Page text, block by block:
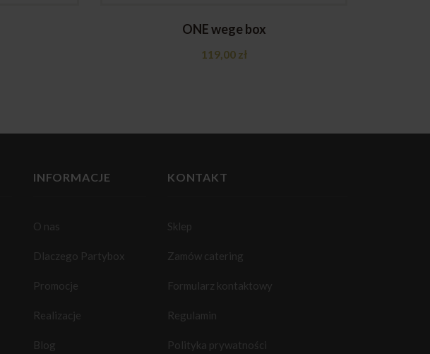
ONE wege box
119,00 zł
INFORMACJE
O nas
Dlaczego Partybox
Promocje
Realizacje
Blog
KONTAKT
Sklep
Zamów catering
Formularz kontaktowy
Regulamin
Polityka prywatności